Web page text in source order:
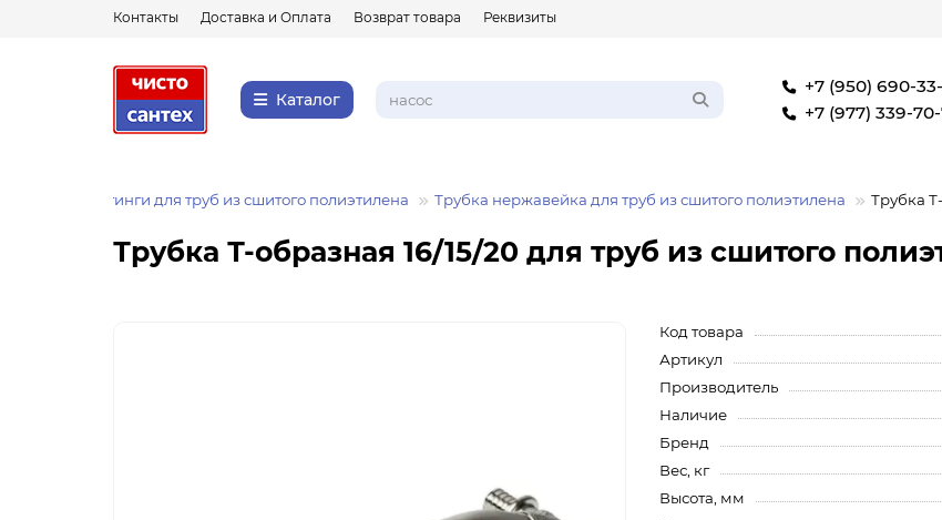
Контакты Доставка и Оплата Возврат товара Реквизиты
Каталог
+7 (950) 690-
+7 (977) 339-
Фитинги для труб из сшитого полиэтилена Трубка нержавейка для труб из сшитого полиэтилена Трубка
Трубка Т-образная 16/15/20 для труб из сшитого
Код товара
Артикул
Производитель
Наличие
Бренд
Вес, кг
Высота, мм